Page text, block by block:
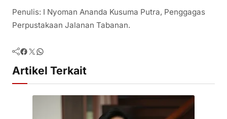
Penulis: I Nyoman Ananda Kusuma Putra, Penggagas
Perpustakaan Jalanan Tabanan.
Facebook Twitter WhatsApp
Artikel Terkait